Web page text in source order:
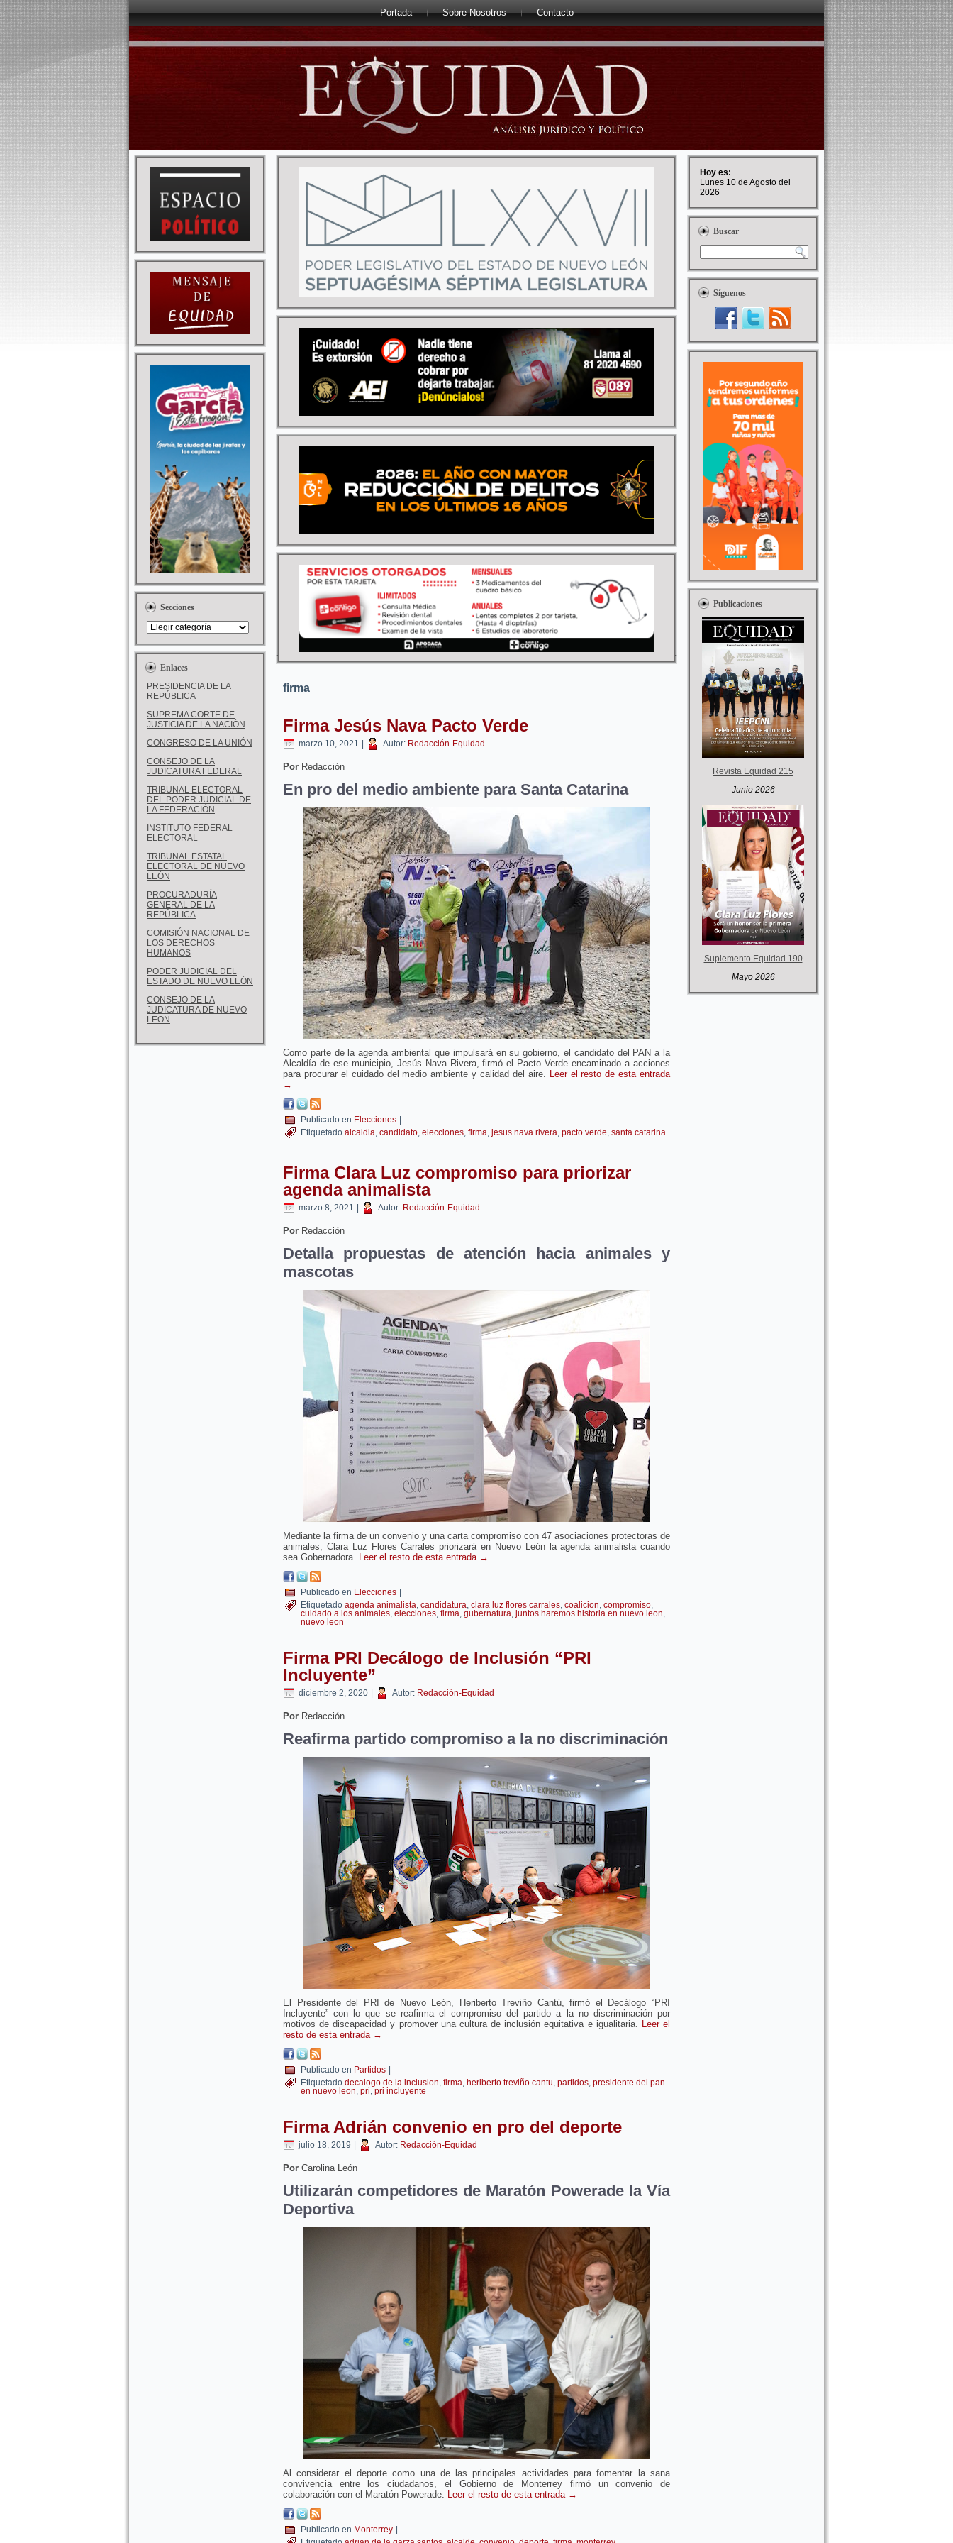
Portada Sobre Nosotros Contacto
Secciones
Enlaces
PRESIDENCIA DE LA
REPÚBLICA
SUPREMA CORTE DE
JUSTICIA DE LA NACIÓN
CONGRESO DE LA UNIÓN
CONSEJO DE LA
JUDICATURA FEDERAL
TRIBUNAL ELECTORAL
DEL PODER JUDICIAL DE
LA FEDERACIÓN
INSTITUTO FEDERAL
ELECTORAL
TRIBUNAL ESTATAL
ELECTORAL DE NUEVO
LEÓN
PROCURADURÍA
GENERAL DE LA
REPÚBLICA
COMISIÓN NACIONAL DE
LOS DERECHOS
HUMANOS
PODER JUDICIAL DEL
ESTADO DE NUEVO LEÓN
CONSEJO DE LA
JUDICATURA DE NUEVO
LEON
firma
Firma Jesús Nava Pacto Verde
marzo 10, 2021 Autor: Redacción-Equidad
Por Redacción
En pro del medio ambiente para Santa Catarina
Como parte de la agenda ambiental que impulsará en su gobierno, el candidato del PAN a la
Alcaldía de ese municipio, Jesús Nava Rivera, firmó el Pacto Verde encaminado a acciones
para procurar el cuidado del medio ambiente y calidad del aire. Leer el resto de esta entrada
→
Publicado en Elecciones
Etiquetado alcaldia, candidato, elecciones, firma, jesus nava rivera, pacto verde, santa catarina
Firma Clara Luz compromiso para priorizar
agenda animalista
marzo 8, 2021 Autor: Redacción-Equidad
Por Redacción
Detalla propuestas de atención hacia animales y
mascotas
Mediante la firma de un convenio y una carta compromiso con 47 asociaciones protectoras de
animales, Clara Luz Flores Carrales priorizará en Nuevo León la agenda animalista cuando
sea Gobernadora. Leer el resto de esta entrada →
Publicado en Elecciones
Etiquetado agenda animalista, candidatura, clara luz flores carrales, coalicion, compromiso,
cuidado a los animales, elecciones, firma, gubernatura, juntos haremos historia en nuevo leon,
nuevo leon
Firma PRI Decálogo de Inclusión “PRI
Incluyente”
diciembre 2, 2020 Autor: Redacción-Equidad
Por Redacción
Reafirma partido compromiso a la no discriminación
El Presidente del PRI de Nuevo León, Heriberto Treviño Cantú, firmó el Decálogo “PRI
Incluyente” con lo que se reafirma el compromiso del partido a la no discriminación por
motivos de discapacidad y promover una cultura de inclusión equitativa e igualitaria. Leer el
resto de esta entrada →
Publicado en Partidos
Etiquetado decalogo de la inclusion, firma, heriberto treviño cantu, partidos, presidente del pan
en nuevo leon, pri, pri incluyente
Firma Adrián convenio en pro del deporte
julio 18, 2019 Autor: Redacción-Equidad
Por Carolina León
Utilizarán competidores de Maratón Powerade la Vía
Deportiva
Al considerar el deporte como una de las principales actividades para fomentar la sana
convivencia entre los ciudadanos, el Gobierno de Monterrey firmó un convenio de
colaboración con el Maratón Powerade. Leer el resto de esta entrada →
Publicado en Monterrey |
Hoy es:
Lunes 10 de Agosto del
2026
Buscar
Síguenos
Publicaciones
Revista Equidad 215
Junio 2026
Suplemento Equidad 190
Mayo 2026